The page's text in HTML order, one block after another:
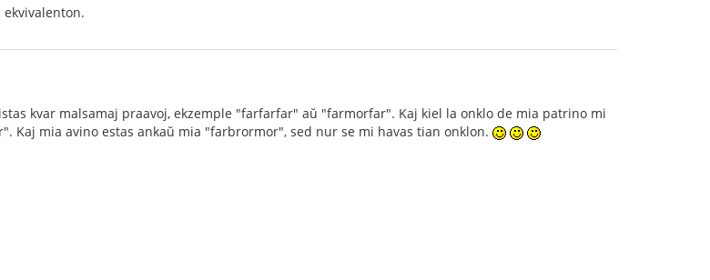
kvar malsamaj praavoj, ekzemple "farfarfar" aŭ "farmorfar". Kaj kiel la onklo de mia patrino mi
Kaj mia avino estas ankaŭ mia "farbrormor", sed nur se mi havas tian onklon.